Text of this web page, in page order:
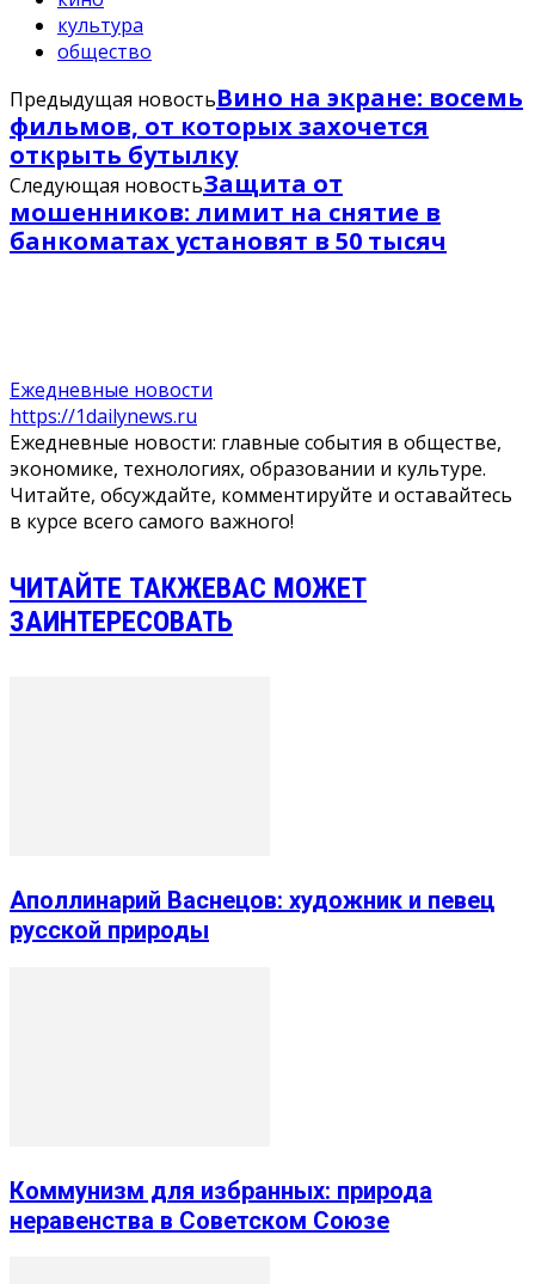
культура
общество
Предыдущая новостьВино на экране: восемь
фильмов, от которых захочется
открыть бутылку
Следующая новостьЗащита от
мошенников: лимит на снятие в
банкоматах установят в 50 тысяч
Ежедневные новости
https://1dailynews.ru
Ежедневные новости: главные события в обществе,
экономике, технологиях, образовании и культуре.
Читайте, обсуждайте, комментируйте и оставайтесь
в курсе всего самого важного!
ЧИТАЙТЕ ТАКЖЕВАС МОЖЕТ
ЗАИНТЕРЕСОВАТЬ
Аполлинарий Васнецов: художник и певец
русской природы
Коммунизм для избранных: природа
неравенства в Советском Союзе